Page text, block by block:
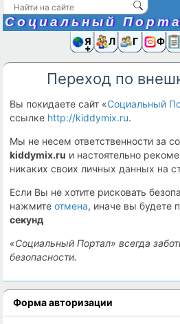
Социальный
Я иЛюди
Переход по
Вы покидаете сайт «Социальный
ссылке http://kiddymix.ru.
Мы не несем ответственности за
kiddymix.ru и настоятельно
никаких своих личных данных на
Если Вы не хотите рисковать
нажмитеотмена, иначе вы
секунд
«Социальный Портал» всегда
безопасности.
Форма авторизации